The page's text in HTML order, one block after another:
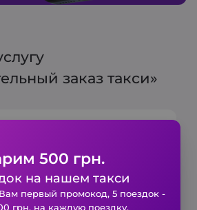
заказ такси»
тариф:
и 3 км
100 грн
такси в 1 клик!
500 грн.
на нашем такси
первый промокод, 5 поездок -
грн. на каждую поездку.